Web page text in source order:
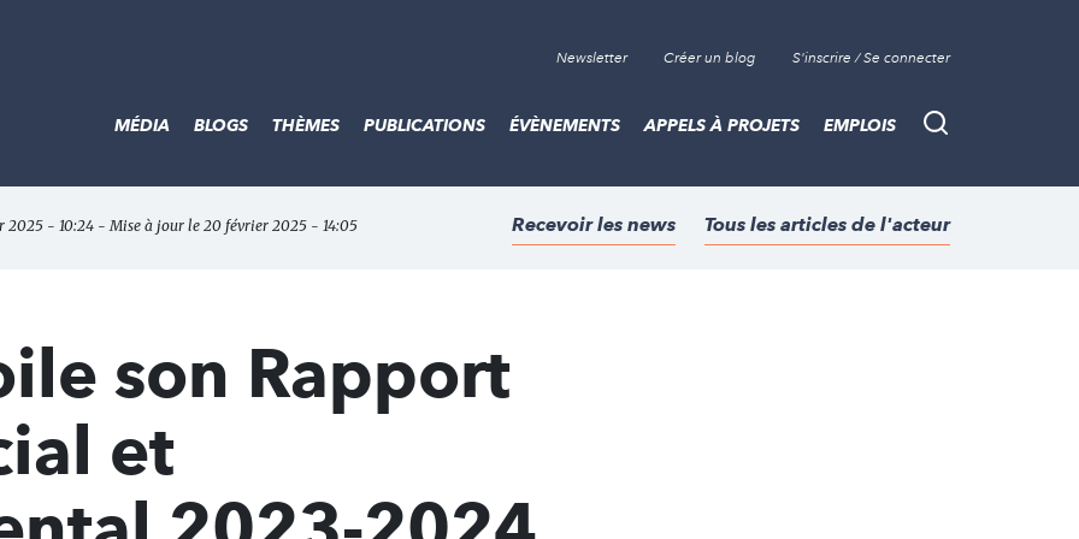
Newsletter Créer un blog S'inscrire / Se connecter
Recherche
MÉDIA BLOGS THÈMES PUBLICATIONS ÉVÈNEMENTS APPELS À PROJETS EMPLOIS
2025 - 10:24 - Mise à jour le 20 février 2025 - 14:05 Recevoir les news Tous les articles de l'acteur
son Rapport
et